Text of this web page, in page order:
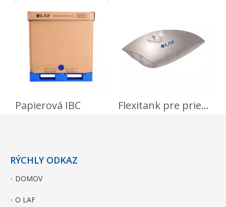
Papierová IBC Flexitank pre priemyselné oleje a chemikálie NDG
RÝCHLY ODKAZ
DOMOV
O LAF